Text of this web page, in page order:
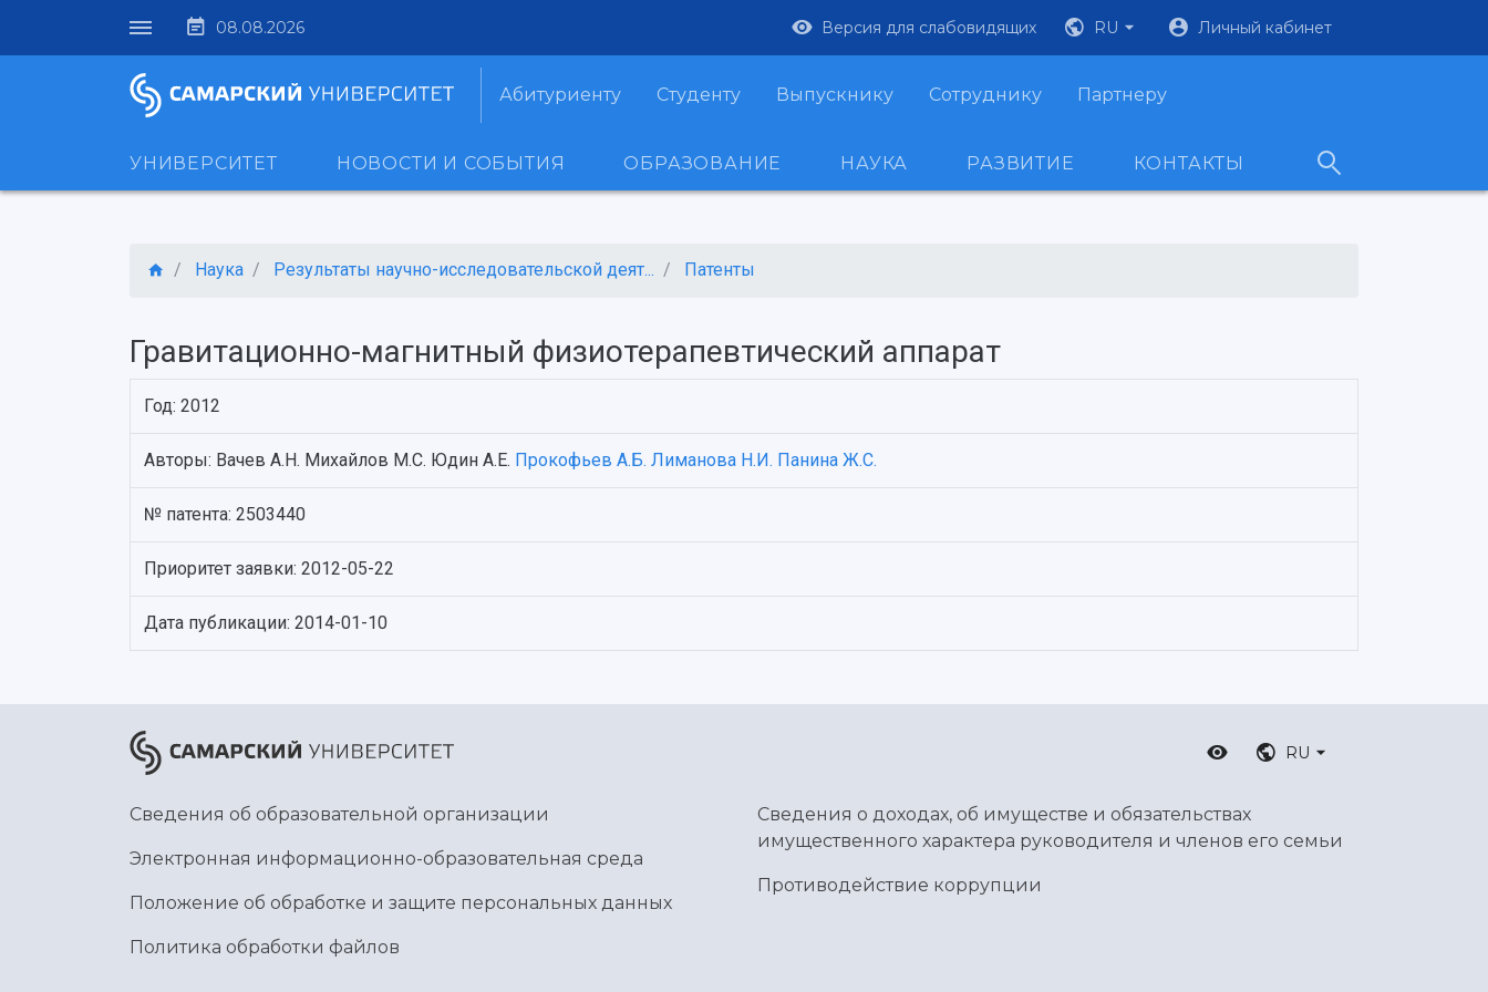
08.08.2026 Версия для слабовидящих RU Личный кабинет
Абитуриенту Студенту Выпускнику Сотруднику Партнеру
УНИВЕРСИТЕТ НОВОСТИ И СОБЫТИЯ ОБРАЗОВАНИЕ НАУКА РАЗВИТИЕ КОНТАКТЫ
Наука Результаты научно-исследовательской деят... Патенты
Гравитационно-магнитный физиотерапевтический аппарат
Год: 2012
Авторы: Вачев А.Н. Михайлов М.С. Юдин А.Е. Прокофьев А.Б. Лиманова Н.И. Панина Ж.С.
№ патента: 2503440
Приоритет заявки: 2012-05-22
Дата публикации: 2014-01-10
RU
Сведения об образовательной организации
Электронная информационно-образовательная среда
Положение об обработке и защите персональных данных
Политика обработки файлов
Сведения о доходах, об имуществе и обязательствах
имущественного характера руководителя и членов его семьи
Противодействие коррупции